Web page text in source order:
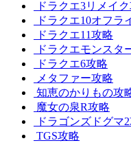
ドラクエ3リメイ
ドラクエ10オフラ
ドラクエ11攻略
ドラクエモンスタ
ドラクエ6攻略
メタファー攻略
知恵のかりもの攻
魔女の泉R攻略
ドラゴンズドグマ
TGS攻略